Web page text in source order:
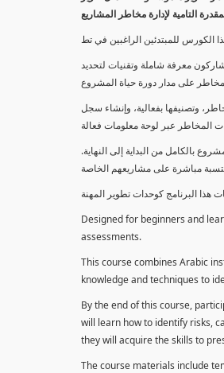
معرفة شاملة وتقنيات لتحديد
وتصنيفها بفعالية، وإنشاء سجل
بالكامل من البداية إلى النهاية.
Designed for beginners and
assessments.
This course combines Arabic
knowledge and techniques to
By the end of this course,
will learn how to identify risks,
they will acquire the skills to
The course materials include